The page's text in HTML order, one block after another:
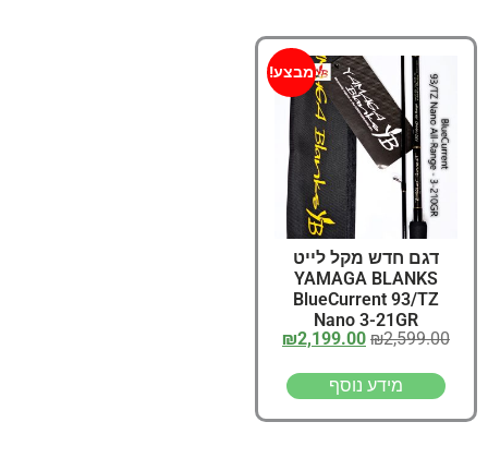
מבצע!
דגם חדש מקל לייט
YAMAGA BLANKS
BlueCurrent 93/TZ
Nano 3-21GR
₪2,599.00
₪2,199.00
מידע נוסף